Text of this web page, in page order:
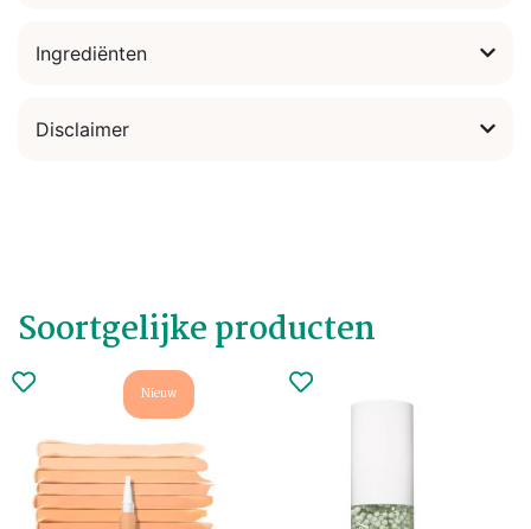
Ingrediënten
Disclaimer
Soortgelijke producten
Nieuw